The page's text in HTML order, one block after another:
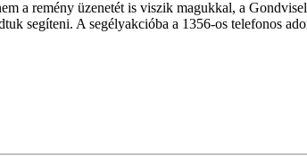
a remény üzenetét is viszik magukkal, a
segíteni. A segélyakcióba a 1356-os telefonos